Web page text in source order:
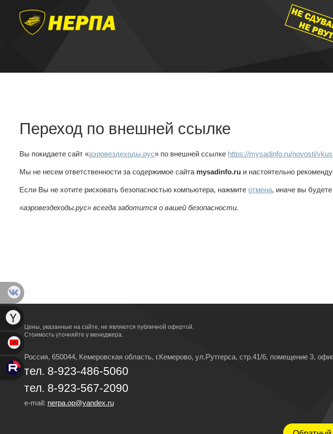
Переход по внешней ссылке
Вы покидаете сайт «аэровездеходы.рус» по внешней ссылке https://mysadinfo.ru/novosti/
Мы не несем ответственности за содержимое сайта mysadinfo.ru и настоятельно
Если Вы не хотите рисковать безопасностью компьютера, нажмитеотмена, иначе вы
«аэровездеходы.рус» всегда заботится о вашей безопасности.
Цены, указанные на сайте, не являются публичной офертой.
Стоимость уточняйте у менеджера.
Россия, 650044, Кемеровская область, г.Кемерово, ул.Рутгерса, стр.41/6, помещение 3,
тел. 8-923-486-5060
тел. 8-923-567-2090
e-mail: nerpa.op@yandex.ru